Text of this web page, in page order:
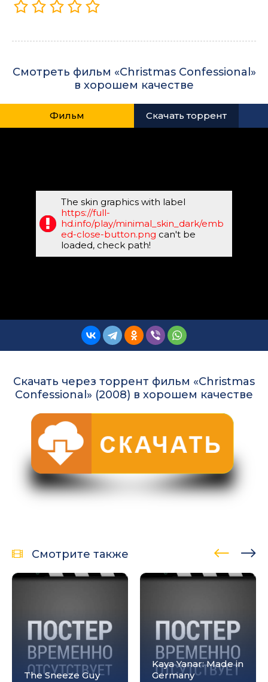
Смотреть фильм «Christmas Confessional»
в хорошем качестве
Фильм Скачать торрент
The skin graphics with label
https://full-
hd.info/play/minimal_skin_dark/emb
ed-close-button.png can't be
loaded, check path!
Скачать через торрент фильм «Christmas
Confessional» (2008) в хорошем качестве
Смотрите также
The Sneeze Guy
Kaya Yanar: Made in
Germany